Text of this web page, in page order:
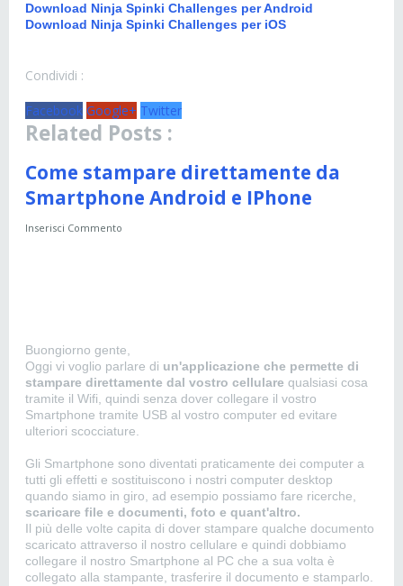
Download Ninja Spinki Challenges per Android
Download Ninja Spinki Challenges per iOS
Condividi :
Facebook Google+ Twitter
Related Posts :
Come stampare direttamente da
Smartphone Android e IPhone
Inserisci Commento
Buongiorno gente,
Oggi vi voglio parlare di un'applicazione che permette di
stampare direttamente dal vostro cellulare qualsiasi cosa
tramite il Wifi, quindi senza dover collegare il vostro
Smartphone tramite USB al vostro computer ed evitare
ulteriori scocciature.
Gli Smartphone sono diventati praticamente dei computer a
tutti gli effetti e sostituiscono i nostri computer desktop
quando siamo in giro, ad esempio possiamo fare ricerche,
scaricare file e documenti, foto e quant'altro.
Il più delle volte capita di dover stampare qualche documento
scaricato attraverso il nostro cellulare e quindi dobbiamo
collegare il nostro Smartphone al PC che a sua volta è
collegato alla stampante, trasferire il documento e stamparlo.